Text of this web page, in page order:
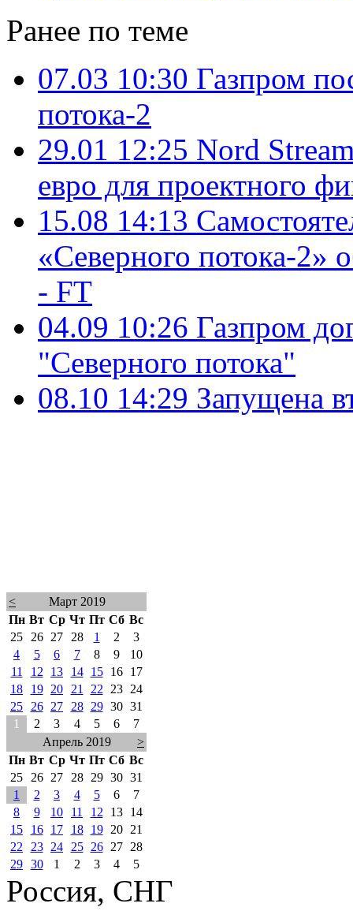
Ранее по теме
07.03 10:30 Газпром
потока-2
29.01 12:25 Nord
евро для проектного
15.08 14:13
«Северного потока-2»
- FT
04.09 10:26 Газпром
"Северного потока"
08.10 14:29 Запущена
<
Март 2019
Пн Вт Ср Чт Пт Сб Вс
25
26 27 28 1 2
3
4
5 6 7 8 9
10
11
12 13 14 15 16
17
18
19 20 21 22 23
24
25
26 27 28 29 30 31
1
2 3 4 5 6
7
Апрель 2019
>
Пн Вт Ср Чт Пт Сб Вс
25
26 27 28 29 30 31
1
2 3 4 5 6
7
8
9 10 11 12 13
14
15
16 17 18 19 20
21
22
23 24 25 26 27
28
29 30 1 2 3 4 5
Россия, СНГ